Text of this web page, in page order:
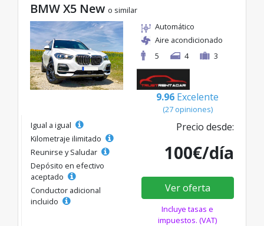
BMW X5 New o similar
Automático
Aire acondicionado
5
4 3
9.96 Excelente
(27 opiniones)
Igual a igual
Kilometraje ilimitado
Reunirse y Saludar
Depósito en efectivo
aceptado
Conductor adicional
incluido
Precio desde:
100€/día
Ver oferta
Incluye tasas e
impuestos. (VAT)